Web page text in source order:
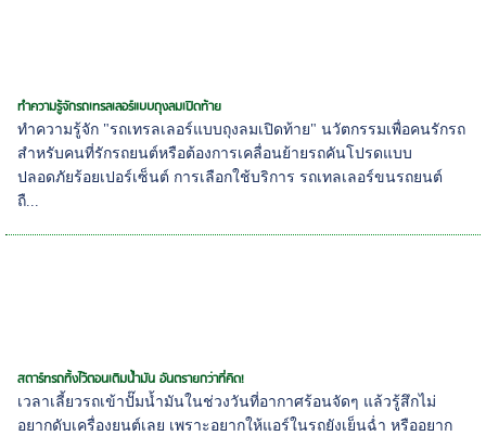
ทำความรู้จักรถเทรลเลอร์แบบถุงลมเปิดท้าย
ทำความรู้จัก "รถเทรลเลอร์แบบถุงลมเปิดท้าย" นวัตกรรมเพื่อคนรักรถ
สำหรับคนที่รักรถยนต์หรือต้องการเคลื่อนย้ายรถคันโปรดแบบ
ปลอดภัยร้อยเปอร์เซ็นต์ การเลือกใช้บริการ รถเทลเลอร์ขนรถยนต์
ถื...
สตาร์ทรถทิ้งไว้ตอนเติมน้ำมัน อันตรายกว่าที่คิด!
เวลาเลี้ยวรถเข้าปั๊มน้ำมันในช่วงวันที่อากาศร้อนจัดๆ แล้วรู้สึกไม่
อยากดับเครื่องยนต์เลย เพราะอยากให้แอร์ในรถยังเย็นฉ่ำ หรืออยาก